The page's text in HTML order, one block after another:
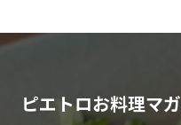
ピエトロお料理マ